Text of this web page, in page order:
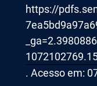
https://
. Acesso em: